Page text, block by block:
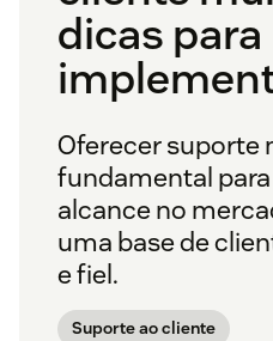
dicas para
Oferecer suporte
fundamental
alcance no
uma base de
e fiel.
Suporte ao cliente